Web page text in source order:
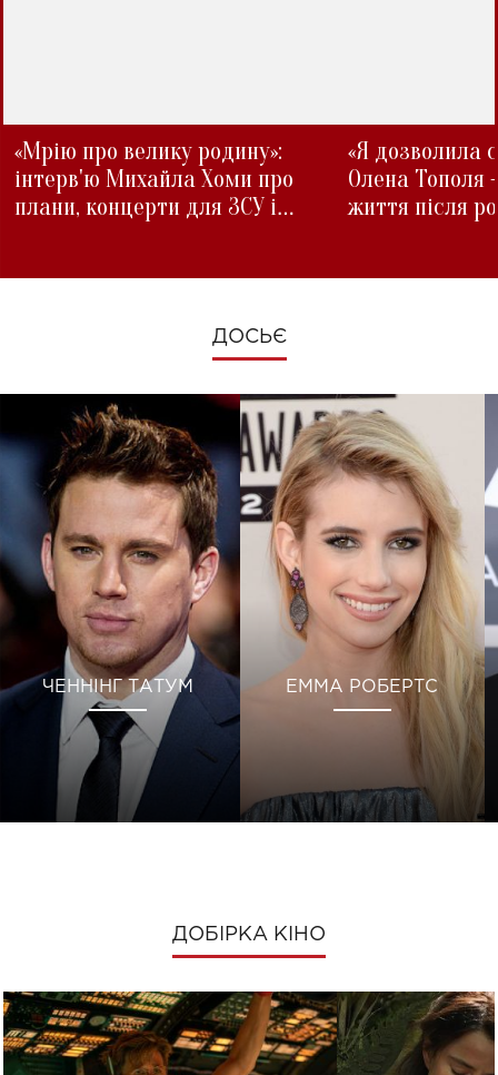
«Мрію про велику родину»:
інтерв'ю Михайла Хоми про
плани, концерти для ЗСУ і
«Я дозволила
Олена Тополя
життя після
ДОСЬЄ
ЧЕННІНГ ТАТУМ ЕММА РОБЕРТС
ДОБІРКА КІНО